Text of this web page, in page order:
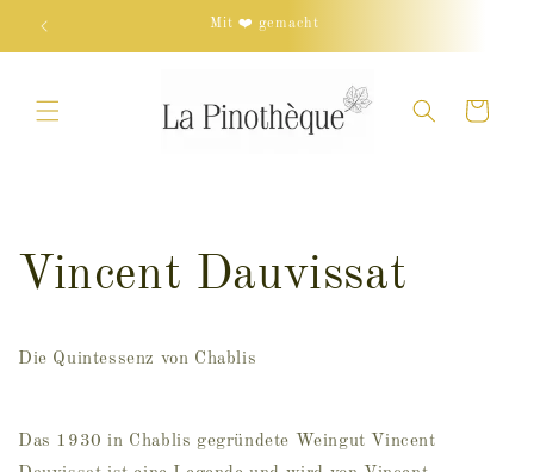
zum
Mit ❤️ gemacht
Warenkorb
Vincent Dauvissat
Die Quintessenz von Chablis
Das 1930 in Chablis gegründete Weingut Vincent